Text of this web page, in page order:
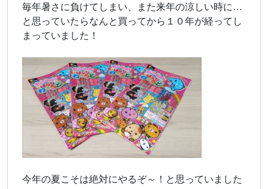
毎年暑さに負けてしまい、また来年の涼しい時に…
と思っていたらなんと買ってから１０年が経ってし
まっていました！
今年の夏こそは絶対にやるぞ～！と思っていました